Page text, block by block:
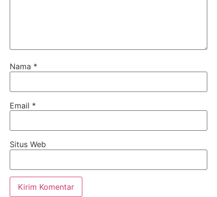
Nama *
Email *
Situs Web